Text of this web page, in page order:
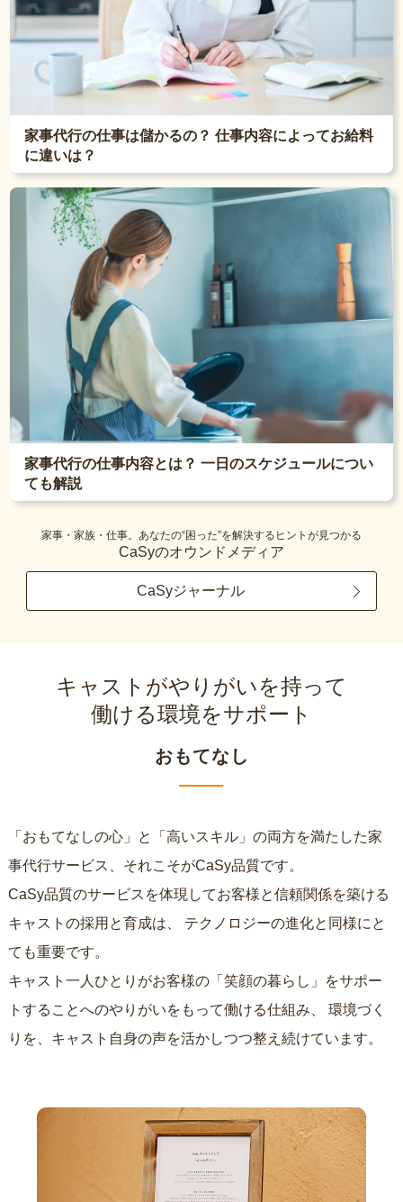
家事代行の仕事は儲かるの？ 仕事内容によってお給料
に違いは？
家事代行の仕事内容とは？ 一日のスケジュールについ
ても解説
家事・家族・仕事。あなたの“困った”を解決するヒントが見つかる
CaSyのオウンドメディア
CaSyジャーナル
キャストがやりがいを持って
働ける環境をサポート
おもてなし
「おもてなしの心」と「高いスキル」の両方を満たした家
事代行サービス、それこそがCaSy品質です。
CaSy品質のサービスを体現してお客様と信頼関係を築ける
キャストの採用と育成は、
ても重要です。
キャスト一人ひとりがお客様の「笑顔の暮らし」をサポー
トすることへのやりがいをもって働ける仕組み、
りを、キャスト自身の声を活かしつつ整え続けています。